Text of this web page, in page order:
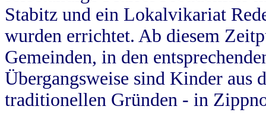
Stabitz und ein Lokalvikariat
wurden errichtet. Ab diesem
Gemeinden, in den
Übergangsweise sind Kinder aus
traditionellen Gründen - in